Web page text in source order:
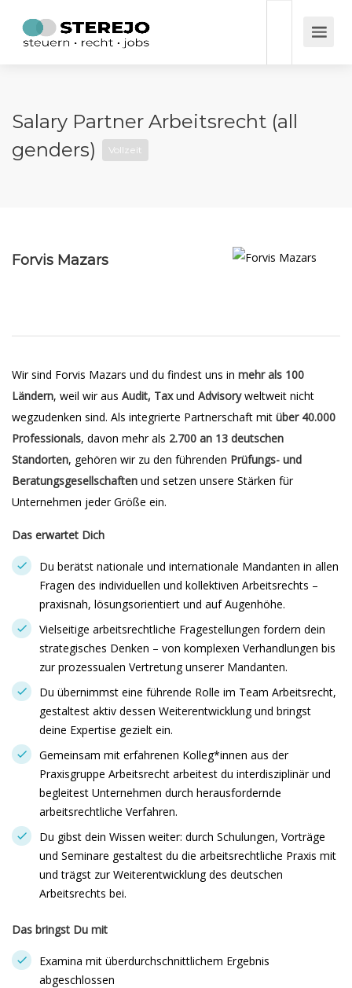
Salary Partner Arbeitsrecht (all
genders)
Vollzeit
Forvis Mazars
Wir sind Forvis Mazars und du findest uns in mehr als 100
Ländern, weil wir aus Audit, Taxund Advisoryweltweit nicht
wegzudenken sind. Als integrierte Partnerschaft mit über 40.000
Professionals, davon mehr als 2.700 an 13 deutschen
Standorten, gehören wir zu den führenden Prüfungs- und
Beratungsgesellschaften und setzen unsere Stärken für
Unternehmen jeder Größe ein.
Das erwartet Dich
Du berätst nationale und internationale Mandanten in allen
Fragen des individuellen und kollektiven Arbeitsrechts –
praxisnah, lösungsorientiert und auf Augenhöhe.
Vielseitige arbeitsrechtliche Fragestellungen fordern dein
strategisches Denken – von komplexen Verhandlungen bis
zur prozessualen Vertretung unserer Mandanten.
Du übernimmst eine führende Rolle im Team Arbeitsrecht,
gestaltest aktiv dessen Weiterentwicklung und bringst
deine Expertise gezielt ein.
Gemeinsam mit erfahrenen Kolleg*innen aus der
Praxisgruppe Arbeitsrecht arbeitest du interdisziplinär und
begleitest Unternehmen durch herausfordernde
arbeitsrechtliche Verfahren.
Du gibst dein Wissen weiter: durch Schulungen, Vorträge
und Seminare gestaltest du die arbeitsrechtliche Praxis mit
und trägst zur Weiterentwicklung des deutschen
Arbeitsrechts bei.
Das bringst Du mit
Examina mit überdurchschnittlichem Ergebnis
abgeschlossen